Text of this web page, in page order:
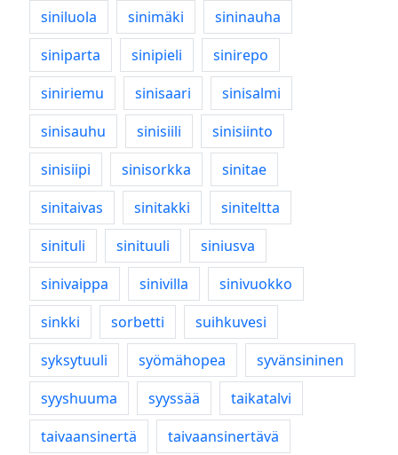
siniluola
sinimäki
sininauha
siniparta
sinipieli
sinirepo
siniriemu
sinisaari
sinisalmi
sinisauhu
sinisiili
sinisiinto
sinisiipi
sinisorkka
sinitae
sinitaivas
sinitakki
siniteltta
sinituli
sinituuli
siniusva
sinivaippa
sinivilla
sinivuokko
sinkki
sorbetti
suihkuvesi
syksytuuli
syömähopea
syvänsininen
syyshuuma
syyssää
taikatalvi
taivaansinertä
taivaansinertävä